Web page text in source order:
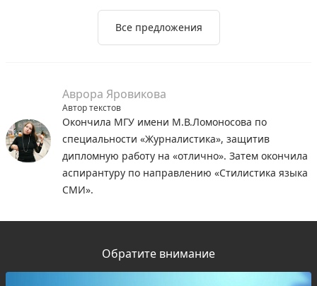
Все предложения
Аврора Яровикова
Автор текстов
Окончила МГУ имени М.В.Ломоносова по
специальности «Журналистика», защитив
дипломную работу на «отлично». Затем окончила
аспирантуру по направлению «Стилистика языка
СМИ».
Обратите внимание